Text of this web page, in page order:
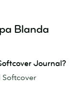
Blanda
Journal?
Softcover